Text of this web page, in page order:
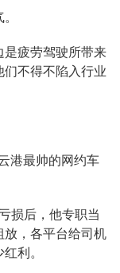
是疲劳驾驶所带来
们不得不陷入行业
港最帅的网约车
损后，他专职当
放，各平台给司机
利。